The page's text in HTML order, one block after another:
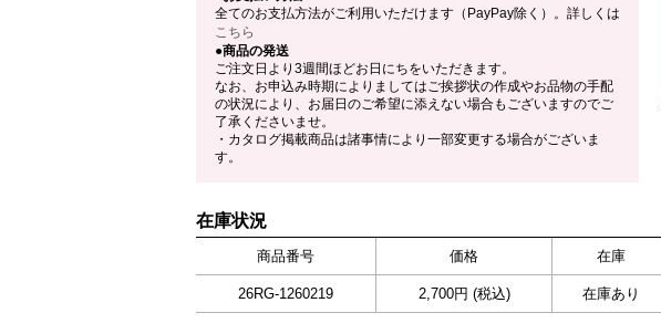
全てのお支払方法がご利用いただけます（PayPay除く）。詳しくは
こちら
●商品の発送
ご注文日より3週間ほどお日にちをいただきます。
なお、お申込み時期によりましてはご挨拶状の作成やお品物の手配
の状況により、お届日のご希望に添えない場合もございますのでご
了承くださいませ。
・カタログ掲載商品は諸事情により一部変更する場合がございま
す。
在庫状況
商品番号 価格 在庫
26RG-1260219 2,700円 (税込) 在庫あり